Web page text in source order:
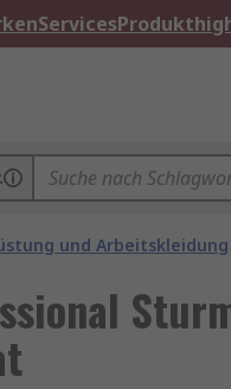
Services
und Arbeitskleidung